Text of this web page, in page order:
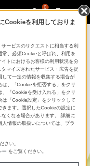
0
Cookieを利用しておりま
ービスのリクエストに相当する利
、必須Cookieと呼ばれ、利用を
トにおけるお客様の利用状況を分
マイズされたサービス・広告を提
て一定の情報を収集する場合が
、「Cookieを拒否する」をクリ
「Cookieを受け入れる」をクリ
「Cookie設定」をクリックして
きます。選択したCookieの設定に
くなる場合があります。 詳細に
情報の取扱いについては、プラ
さい。
ー をご覧ください。